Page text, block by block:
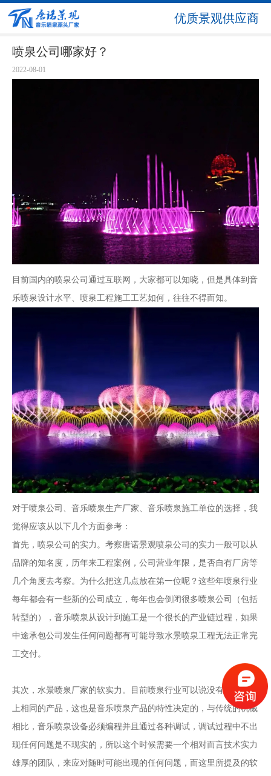
优质景观供应商
喷泉公司哪家好？
2022-08-01
目前国内的喷泉公司 通过互联网，大家都可以知晓，但是具体到音
乐喷泉设计水平、喷泉工程施工工艺如何，往往不得而知。
对于喷泉公司 、音乐喷泉生产厂家、音乐喷泉施工单位的选择，我
觉得应该从以下几个方面参考：
首先， 喷泉公司 的实力。考察唐诺景观喷泉公司 的实力一般可以从
品牌的知名度，历年来工程案例，公司营业年限，是否自有厂房等
几个角度去考察。为什么把这几点放在第一位呢？这些年喷泉行业
每年都会有一些新的公司成立，每年也会倒闭很多喷泉公司（包括
转型的），音乐喷泉从设计到施工是一个很长的产业链过程，如果
中途承包公司发生任何问题都有可能导致水景喷泉工程无法正常完
工交付。
其次，水景喷泉厂家的软实力。目前喷泉行业可以说没有完全意义
上相同的产品，这也是音乐喷泉产品的特性决定的，与传统的机械
相比，音乐喷泉设备必须编程并且通过各种调试，调试过程中不出
现任何问题是不现实的，所以这个时候需要一个相对而言技术实力
雄厚的团队，来应对随时可能出现的任何问题，而这里所提及的软